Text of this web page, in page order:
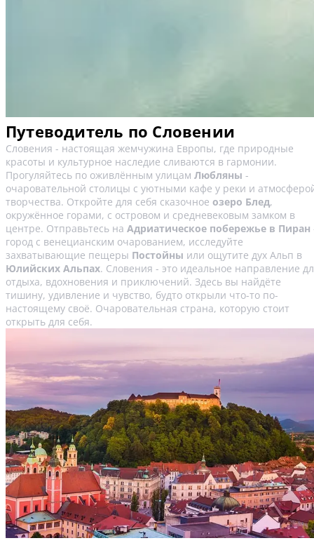
Путеводитель по Словении
Словения - настоящая жемчужина Европы, где природные
красоты и культурное наследие сливаются в гармонии.
Прогуляйтесь по оживлённым улицам Любляны -
очаровательной столицы с уютными кафе у реки и
творчества. Откройте для себя сказочное озеро Блед,
окружённое горами, с островом и средневековым замком в
центре. Отправьтесь на Адриатическое побережье в Пиран
город с венецианским очарованием, исследуйте
захватывающие пещеры Постойны или ощутите дух Альп в
Юлийских Альпах. Словения - это идеальное направление
отдыха, вдохновения и приключений. Здесь вы найдёте
тишину, удивление и чувство, будто открыли что-то по-
настоящему своё. Очаровательная страна, которую стоит
открыть для себя.